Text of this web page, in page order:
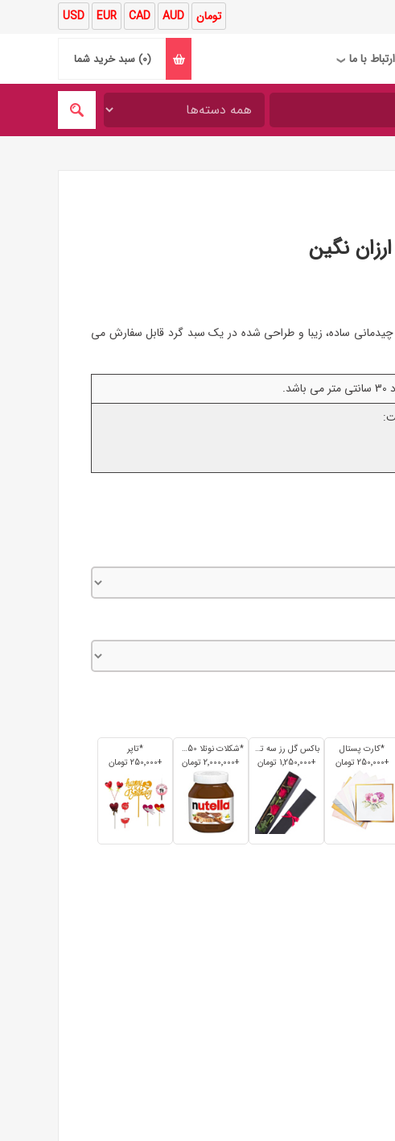
USD EUR CAD AUD تومان
ارتباط با ما ❯
(0) سبد خرید شما
نگین
ساده، زیبا و طراحی شده در یک سبد گرد قابل سفارش می
*کارت پستال
+250٬000 تومان
باکس گل رز سه تایی
+1٬250٬000 تومان
*شکلات نوتلا 350 گرم
+2٬000٬000 تومان
*تاپر
+250٬000 تومان